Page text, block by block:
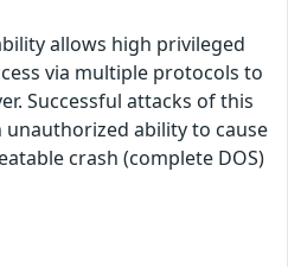
allows high privileged
via multiple protocols to
Successful attacks of this
ability to cause
crash (complete DOS)